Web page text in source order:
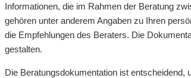
Informationen, die im Rahmen der Beratung
gehören unter anderem Angaben zu Ihren
die Empfehlungen des Beraters. Die
gestalten.
Die Beratungsdokumentation ist